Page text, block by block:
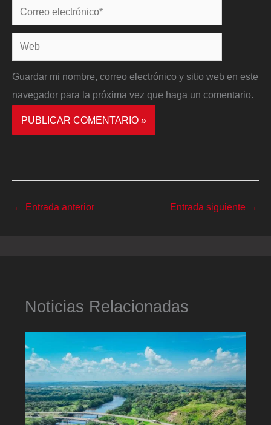
Correo
electrónico*
Web
Guardar mi nombre, correo electrónico y sitio web en este
navegador para la próxima vez que haga un comentario.
← Entrada anterior Entrada siguiente →
Noticias Relacionadas